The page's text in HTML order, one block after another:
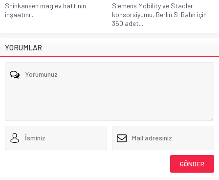
Shinkansen maglev hattının
inşaatını...
Siemens Mobility ve Stadler
konsorsiyumu, Berlin S-Bahn için
350 adet...
YORUMLAR